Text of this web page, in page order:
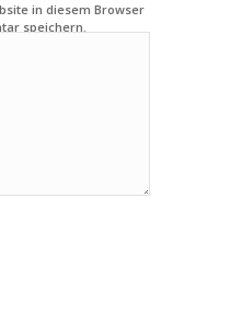
in diesem Browser
speichern.